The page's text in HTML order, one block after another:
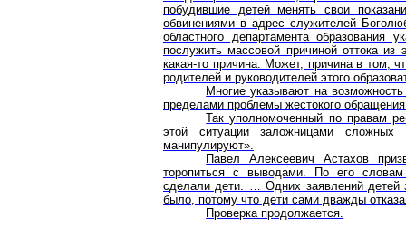
побудившие детей менять свои
обвинениями в адрес служителей
областного департамента
послужить массовой причиной оттока
какая-то причина. Может, причина в том,
родителей и руководителей этого
Многие указывают на
пределами проблемы жестокого
Так уполномоченный по правам
этой ситуации заложницами
манипулируют».
Павел Алексеевич Астахов
торопиться с выводами. По его словам
сделали дети. … Одних заявлений детей
было, потому что дети сами дважды
Проверка продолжается.